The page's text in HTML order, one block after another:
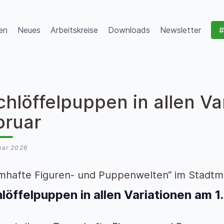
Neues Arbeitskreise Downloads Newsletter
in allen
2026
Figuren- und Puppenwelten“ im
in allen Variationen am